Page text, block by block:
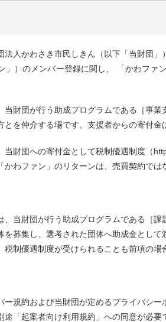
法人かわさき市民しきん（以下「当財団
」）のメンバー登録に関し、 「かわフ
当財団が行う助成プログラムである［事
とを仲介する場です。支援者からの寄付
当財団への寄付金として税制優遇制度（
かわファン」のリターンは、売買契約で
、当財団が行う助成プログラムである［
を募集し、選考された団体へ助成金とし
税制優遇制度が受けられることも前項の場
ー規約および当財団が定めるプライバシ
途「起案者向け利用規約」への同意が必要